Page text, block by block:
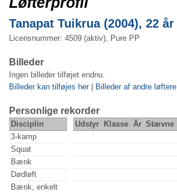
Tanapat Tuikrua (2004), 22 år
Licensnummer: 4509 (aktiv), Pure PP
Billeder
Ingen billeder tilføjet endnu.
Billeder kan tilføjes her| Billeder af andre løftere
Personlige rekorder
Disciplin Udstyr Klasse År Stævne
3-kamp
Squat
Bænk
Dødløft
Bænk, enkelt